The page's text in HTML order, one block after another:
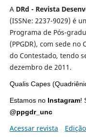
A DRd - Revista
(ISSNe: 2237-9029) é
Programa de Pós-
(PPGDR), com sede
do Contestado, tendo
dezembro de 2011.
Qualis Capes
Estamos no Instagram!
@ppgdr_unc
Acessar revista